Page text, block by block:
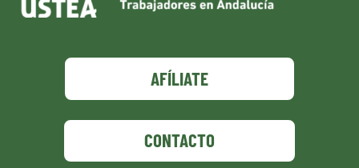
AFÍLIATE
CONTACTO